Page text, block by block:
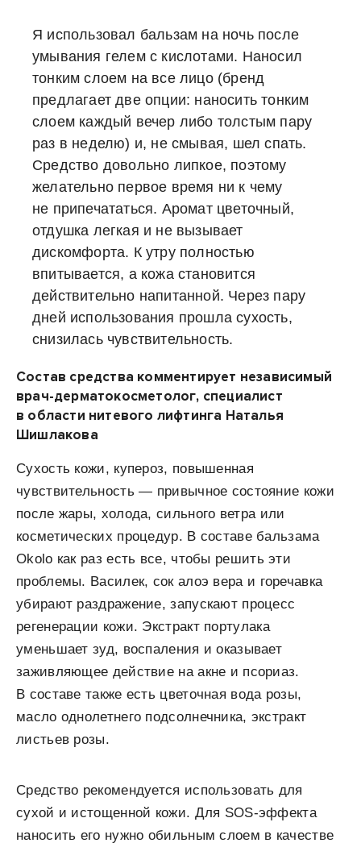
Я использовал бальзам на ночь после
умывания гелем с кислотами. Наносил
тонким слоем на все лицо (бренд
предлагает две опции: наносить тонким
слоем каждый вечер либо толстым пару
раз в неделю) и, не смывая, шел спать.
Средство довольно липкое, поэтому
желательно первое время ни к чему
не припечататься. Аромат цветочный,
отдушка легкая и не вызывает
дискомфорта. К утру полностью
впитывается, а кожа становится
действительно напитанной. Через пару
дней использования прошла сухость,
снизилась чувствительность.
Состав средства комментирует независимый
врач-дерматокосметолог, специалист
в области нитевого лифтинга Наталья
Шишлакова
Сухость кожи, купероз, повышенная
чувствительность — привычное состояние кожи
после жары, холода, сильного ветра или
косметических процедур. В составе бальзама
Okolo как раз есть все, чтобы решить эти
проблемы. Василек, сок алоэ вера и горечавка
убирают раздражение, запускают процесс
регенерации кожи. Экстракт портулака
уменьшает зуд, воспаления и оказывает
заживляющее действие на акне и псориаз.
В составе также есть цветочная вода розы,
масло однолетнего подсолнечника, экстракт
листьев розы.
Средство рекомендуется использовать для
сухой и истощенной кожи. Для SOS-эффекта
наносить его нужно обильным слоем в качестве